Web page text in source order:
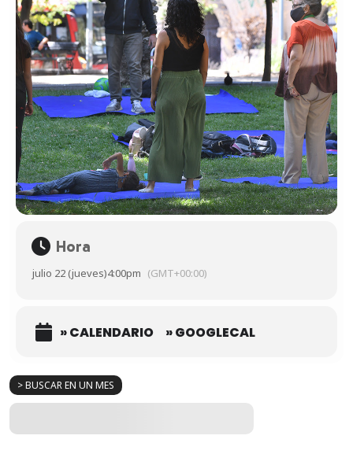
> BUSCAR EN UN MES
Hora
julio 22 (jueves)4:00pm (GMT+00:00)
» CALENDARIO » GOOGLECAL